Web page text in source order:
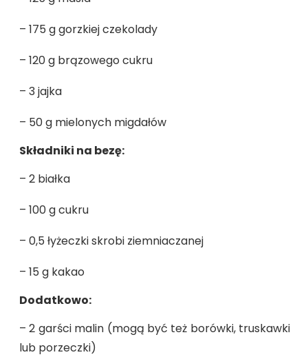
– 175 g gorzkiej czekolady
– 120 g brązowego cukru
– 3 jajka
– 50 g mielonych migdałów
Składniki na bezę:
– 2 białka
– 100 g cukru
– 0,5 łyżeczki skrobi ziemniaczanej
– 15 g kakao
Dodatkowo:
– 2 garści malin (mogą być też borówki, truskawki
lub porzeczki)